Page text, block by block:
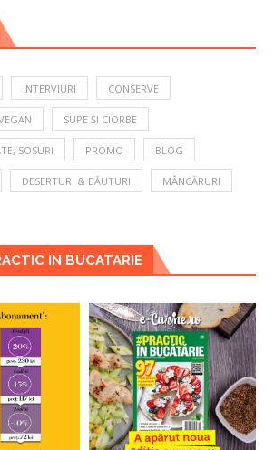
INTERVIURI CONSERVE
SUPE ȘI CIORBE
SOSURI PROMO BLOG
DESERTURI & BĂUTURI MÂNCĂRURI
IN BUCATARIE